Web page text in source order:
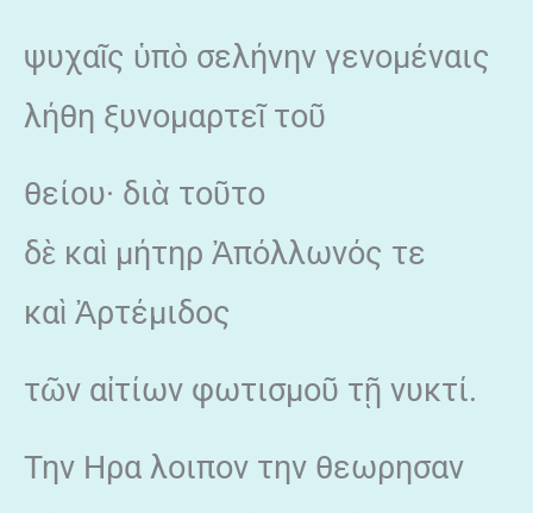
ψυχαῖς ὑπὸ σελήνην γενομέναις
λήθη ξυνομαρτεῖ τοῦ
θείου· διὰ τοῦτο
δὲ καὶ μήτηρ Ἀπόλλωνός τε
καὶ Ἀρτέμιδος
τῶν αἰτίων φωτισμοῦ τῇ νυκτί.
Την Ηρα λοιπον την θεωρησαν